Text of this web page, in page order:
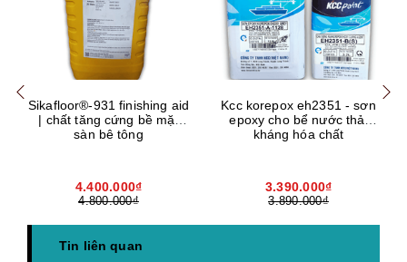
Sikafloor®-931 finishing aid
| chất tăng cứng bề mặt
sàn bê tông
4.400.000₫
4.800.000₫
Kcc korepox eh2351 - sơn
epoxy cho bể nước thải
kháng hóa chất
3.390.000₫
3.890.000₫
Mua hàng
Tin liên quan